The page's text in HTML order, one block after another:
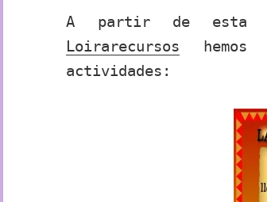
A partir de esta
Loirarecursos hemos
actividades: